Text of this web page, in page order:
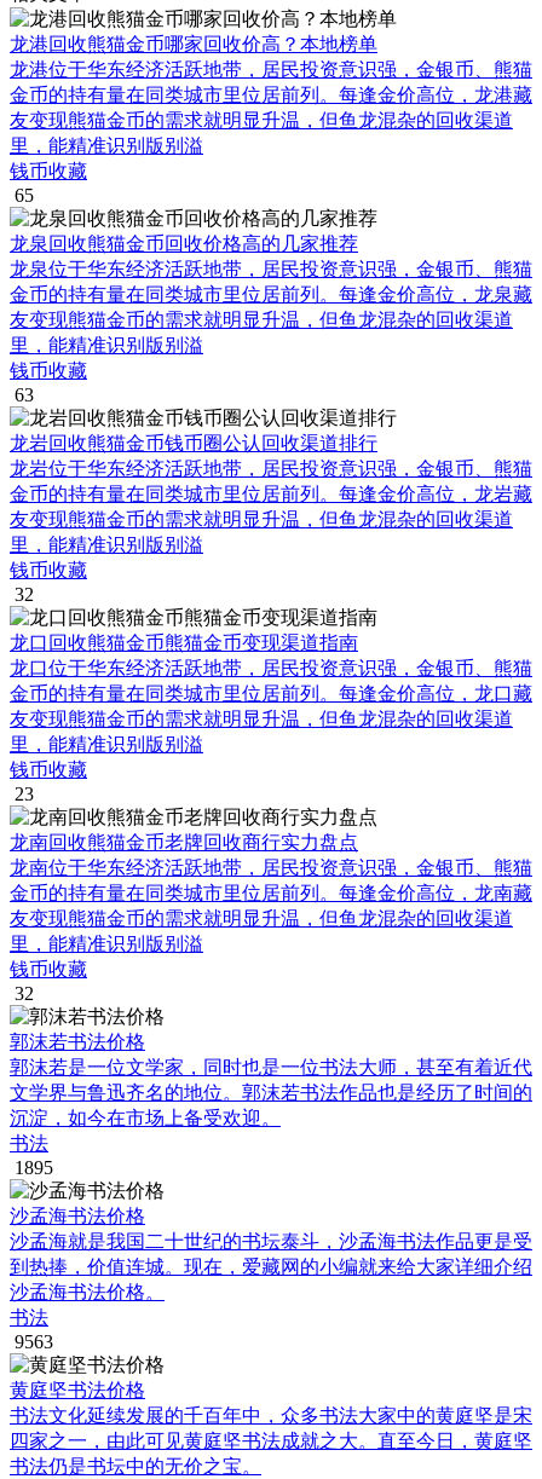
龙港回收熊猫金币哪家回收价高？本地榜单
龙港位于华东经济活跃地带，居民投资意识强，金银币、熊猫
金币的持有量在同类城市里位居前列。每逢金价高位，龙港藏
友变现熊猫金币的需求就明显升温，但鱼龙混杂的回收渠道
里，能精准识别版别溢
钱币收藏
65
龙泉回收熊猫金币回收价格高的几家推荐
龙泉位于华东经济活跃地带，居民投资意识强，金银币、熊猫
金币的持有量在同类城市里位居前列。每逢金价高位，龙泉藏
友变现熊猫金币的需求就明显升温，但鱼龙混杂的回收渠道
里，能精准识别版别溢
钱币收藏
63
龙岩回收熊猫金币钱币圈公认回收渠道排行
龙岩位于华东经济活跃地带，居民投资意识强，金银币、熊猫
金币的持有量在同类城市里位居前列。每逢金价高位，龙岩藏
友变现熊猫金币的需求就明显升温，但鱼龙混杂的回收渠道
里，能精准识别版别溢
钱币收藏
32
龙口回收熊猫金币熊猫金币变现渠道指南
龙口位于华东经济活跃地带，居民投资意识强，金银币、熊猫
金币的持有量在同类城市里位居前列。每逢金价高位，龙口藏
友变现熊猫金币的需求就明显升温，但鱼龙混杂的回收渠道
里，能精准识别版别溢
钱币收藏
23
龙南回收熊猫金币老牌回收商行实力盘点
龙南位于华东经济活跃地带，居民投资意识强，金银币、熊猫
金币的持有量在同类城市里位居前列。每逢金价高位，龙南藏
友变现熊猫金币的需求就明显升温，但鱼龙混杂的回收渠道
里，能精准识别版别溢
钱币收藏
32
郭沫若书法价格
郭沫若是一位文学家，同时也是一位书法大师，甚至有着近代
文学界与鲁迅齐名的地位。郭沫若书法作品也是经历了时间的
沉淀，如今在市场上备受欢迎。
书法
1895
沙孟海书法价格
沙孟海就是我国二十世纪的书坛泰斗，沙孟海书法作品更是受
到热捧，价值连城。现在，爱藏网的小编就来给大家详细介绍
沙孟海书法价格。
书法
9563
黄庭坚书法价格
书法文化延续发展的千百年中，众多书法大家中的黄庭坚是宋
四家之一，由此可见黄庭坚书法成就之大。直至今日，黄庭坚
书法仍是书坛中的无价之宝。